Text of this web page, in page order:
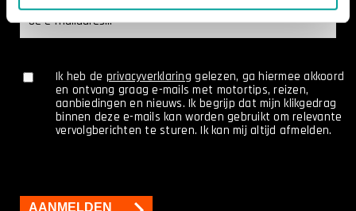
E-
mailadres (Vereist)
(Vereist)Ik heb de privacyverklaring gelezen, ga hiermee akkoord
en ontvang graag e-mails met motortips, reizen,
aanbiedingen en nieuws. Ik begrijp dat mijn klikgedrag
binnen deze e-mails kan worden gebruikt om relevante
vervolgberichten te sturen. Ik kan mij altijd afmelden.